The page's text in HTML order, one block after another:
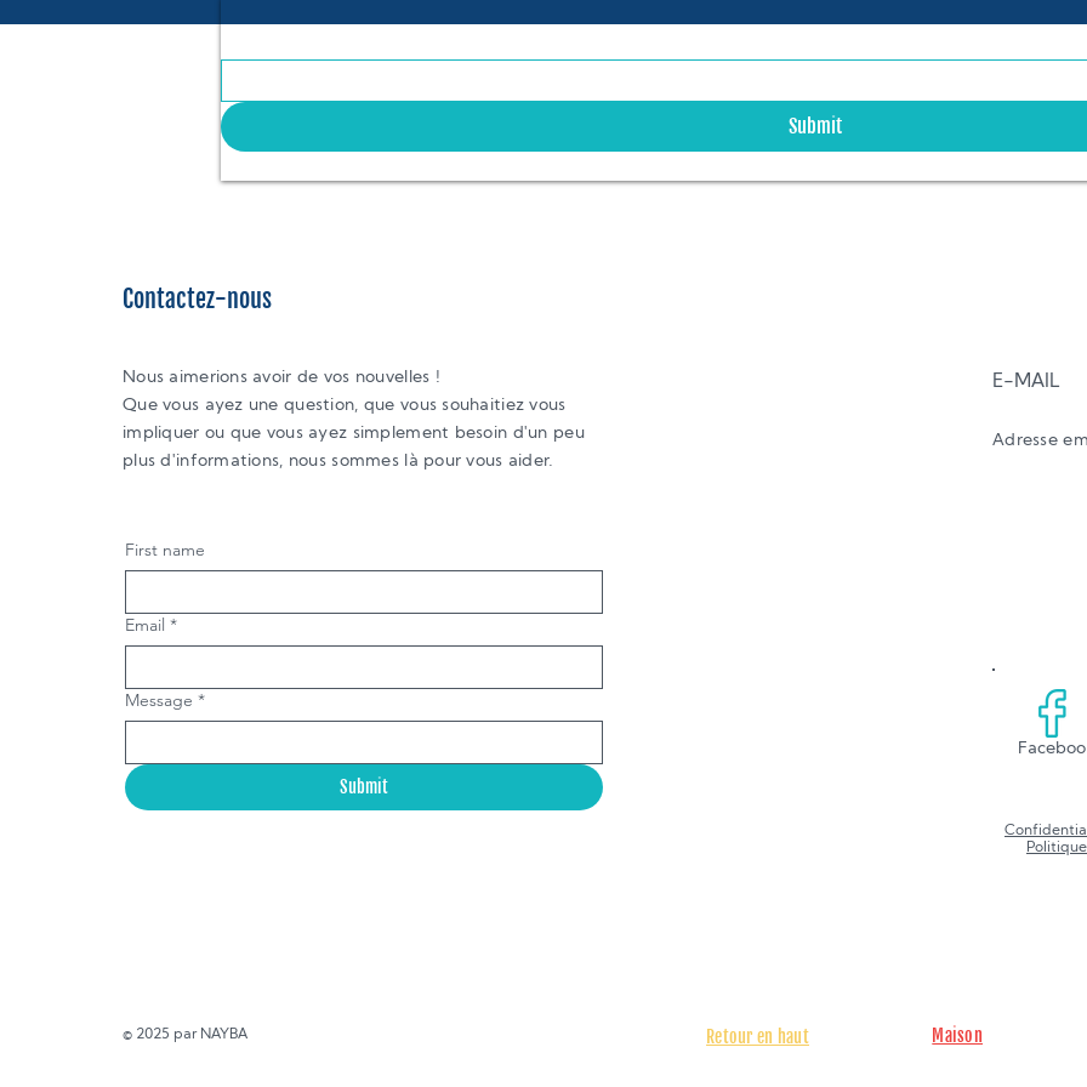
Submit
Contactez-nous
Nous aimerions avoir de vos nouvelles !
Que vous ayez une question, que vous souhaitiez vous
impliquer ou que vous ayez simplement besoin d'un peu
plus d'informations, nous sommes là pour vous aider.
First name
Email *
Message *
Submit
© 2025 par NAYBA Retour en haut
E-MAIL
Adresse
Politique
Maison